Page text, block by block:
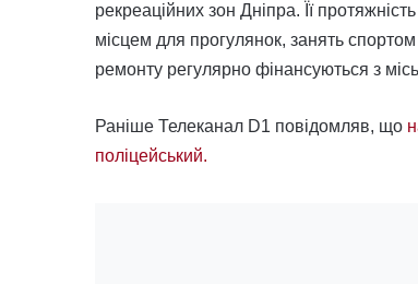
рекреаційних зон Дніпра. Її
місцем для прогулянок, занять
ремонту регулярно фінансуються з
Раніше Телеканал D1 повідомляв, що
поліцейський.